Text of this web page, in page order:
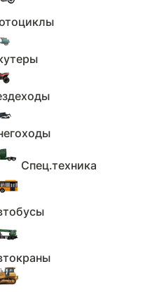
Спец.техника
версия Crown Sport G,
дешевле
включающее
Кроссовер с
на японском рынке в
обзавёлся двумя
«Краун» вышел в 1955
Z и RS,
кузова (тёмно-
чёрными 21-
наклейкой с
Внутри — кожаная
вставками, а на
и ключе
Также есть